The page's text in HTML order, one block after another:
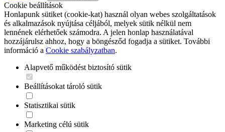
Cookie beállítások
Honlapunk sütiket (cookie-kat) használ olyan webes szolgáltatások
és alkalmazások nyújtása céljából, melyek sütik nélkül nem
lennének elérhetőek számodra. A jelen honlap használatával
hozzájárulsz ahhoz, hogy a böngésződ fogadja a sütiket. További
információ a Cookie szabályzatban.
Alapvető működést biztosító sütik
Beállításokat tároló sütik
Statisztikai sütik
Marketing célú sütik